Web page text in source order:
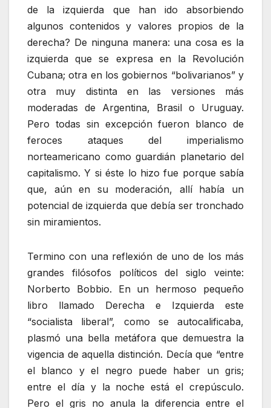
de la izquierda que han ido absorbiendo
algunos contenidos y valores propios de la
derecha? De ninguna manera: una cosa es la
izquierda que se expresa en la Revolución
Cubana; otra en los gobiernos “bolivarianos” y
otra muy distinta en las versiones más
moderadas de Argentina, Brasil o Uruguay.
Pero todas sin excepción fueron blanco de
feroces ataques del imperialismo
norteamericano como guardián planetario del
capitalismo. Y si éste lo hizo fue porque sabía
que, aún en su moderación, allí había un
potencial de izquierda que debía ser tronchado
sin miramientos.
Termino con una reflexión de uno de los más
grandes filósofos políticos del siglo veinte:
Norberto Bobbio. En un hermoso pequeño
libro llamado Derecha e Izquierda este
“socialista liberal”, como se autocalificaba,
plasmó una bella metáfora que demuestra la
vigencia de aquella distinción. Decía que “entre
el blanco y el negro puede haber un gris;
entre el día y la noche está el crepúsculo.
Pero el gris no anula la diferencia entre el